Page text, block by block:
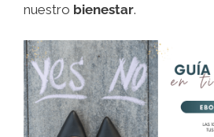
nuestro bienestar.